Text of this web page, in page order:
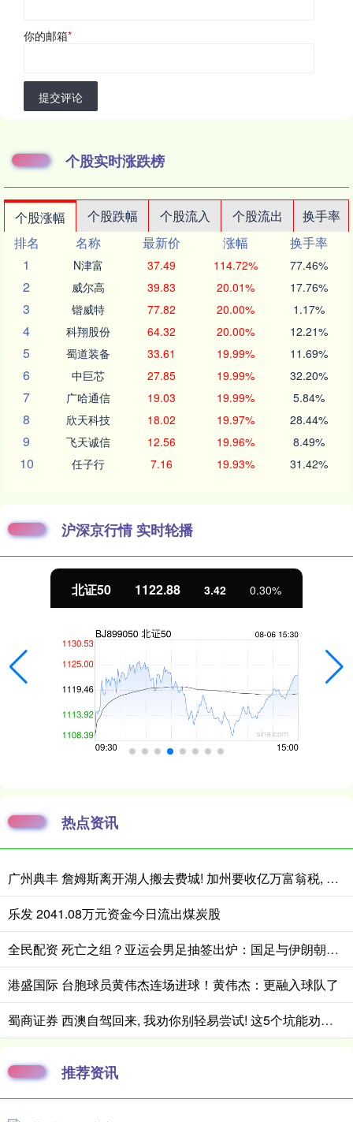
你的邮箱*
提交评论
个股实时涨跌榜
个股涨幅 个股跌幅 个股流入 个股流出
换手率
排名
名称 最新价 涨幅
换手率
1
N津富 37.49 114.72% 77.46%
2 威尔高 39.83 20.01% 17.76%
3 锴威特 77.82 20.00% 1.17%
4 科翔股份 64.32 20.00% 12.21%
5 蜀道装备 33.61 19.99% 11.69%
6 中巨芯 27.85 19.99% 32.20%
7 广哈通信 19.03 19.99% 5.84%
8 欣天科技 18.02 19.97% 28.44%
9 飞天诚信 12.56 19.96% 8.49%
10 任子行 7.16 19.93% 31.42%
沪深京行情 实时轮播
北证50 1122.88 3.42 0.30%
热点资讯
广州典丰 詹姆斯离开湖人搬去费城! 加州要收亿万富翁税, 搬走也白搭?
乐发 2041.08万元资金今日流出煤炭股
全民配资 死亡之组？亚运会男足抽签出炉：国足与伊朗朝鲜同组！将战阿联酋
港盛国际 台胞球员黄伟杰连场进球！黄伟杰：更融入球队了
蜀商证券 西澳自驾回来, 我劝你别轻易尝试! 这5个坑能劝退80%的人
推荐资讯